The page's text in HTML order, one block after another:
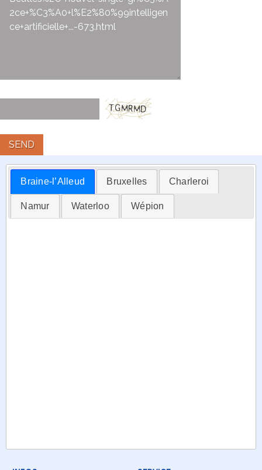
SEND
Braine-l’Alleud Bruxelles Charleroi
Namur Waterloo Wépion